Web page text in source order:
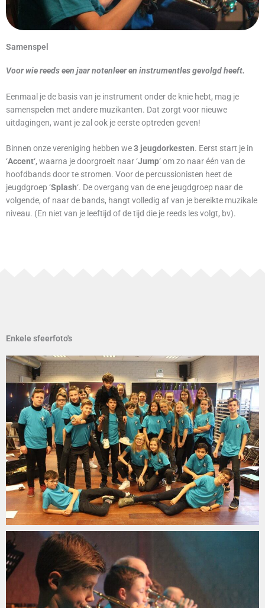
Samenspel
Voor wie reeds een jaar notenleer en instrumentles gevolgd heeft.
Eenmaal je de basis van je instrument onder de knie hebt, mag je
samenspelen met andere muzikanten. Dat zorgt voor nieuwe
uitdagingen, want je zal ook je eerste optreden geven!
Binnen onze vereniging hebben we3 jeugdorkesten. Eerst start je in
‘Accent‘, waarna je doorgroeit naar ‘Jump‘ om zo naar één van de
hoofdbands door te stromen. Voor de percussionisten heet de
jeugdgroep ‘Splash‘. De overgang van de ene jeugdgroep naar de
volgende, of naar de bands, hangt volledig af van je bereikte muzikale
niveau. (En niet van je leeftijd of de tijd die je reeds les volgt, bv).
Enkele sfeerfoto's